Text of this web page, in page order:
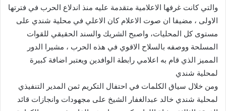
والتي كانت غرفها الاعلامية متقدمة عليه منذ اندلاع الحرب في فترتها
الاولى ، مضيفا ان صوت الاعلام كان الاعلي في محلية شندي على
مستوى كل المحليات، واصبح الشريك والسند الحقيقي للقوات
المسلحة ووصفه بالسلاح الاقوي في هذه الحرب ، مشيرا الدور
المميز الذي قام به اعلامي رابطة الوافدين ويعتبر اضافة كبيرة
لمحلية شندي
ومن خلال سياق الكلمات في احتفال التكريم ثمن المدير التنفيذي
لمحلية شندي خالد عبدالغفار الشيخ على مجهودات وانجازات قائد